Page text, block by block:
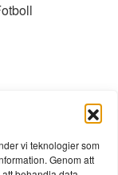
vi teknologier som
Genom att